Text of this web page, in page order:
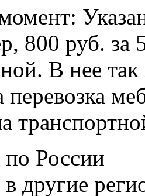
800 руб. за
В нее
перевозка
по России
другие